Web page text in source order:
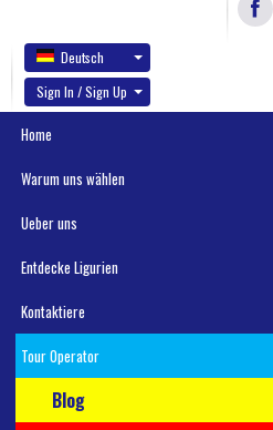
Deutsch
Sign In / Sign Up
Home
Warum uns wählen
Ueber uns
Entdecke Ligurien
Kontaktiere
Tour Operator
Blog